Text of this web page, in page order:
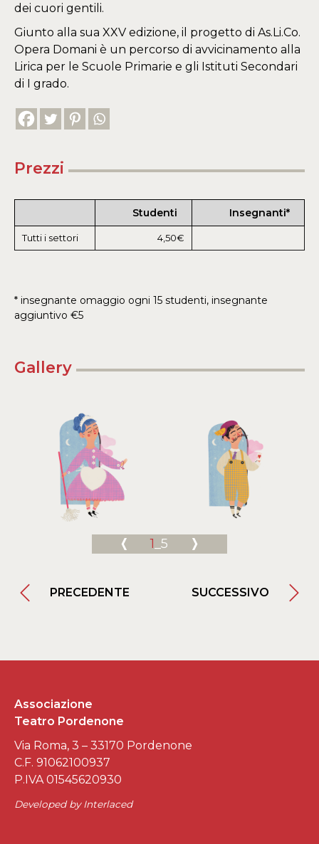
dei cuori gentili.
Giunto alla sua XXV edizione, il progetto di As.Li.Co.
Opera Domani è un percorso di avvicinamento alla
Lirica per le Scuole Primarie e gli Istituti Secondari
di I grado.
Prezzi
Studenti Insegnanti*
Tutti i settori 4,50€
* insegnante omaggio ogni 15 studenti, insegnante
aggiuntivo €5
Gallery
1 _5
PRECEDENTE SUCCESSIVO
Associazione
Teatro Pordenone
Via Roma, 3 – 33170 Pordenone
C.F. 91062100937
P.IVA 01545620930
Developed by Interlaced